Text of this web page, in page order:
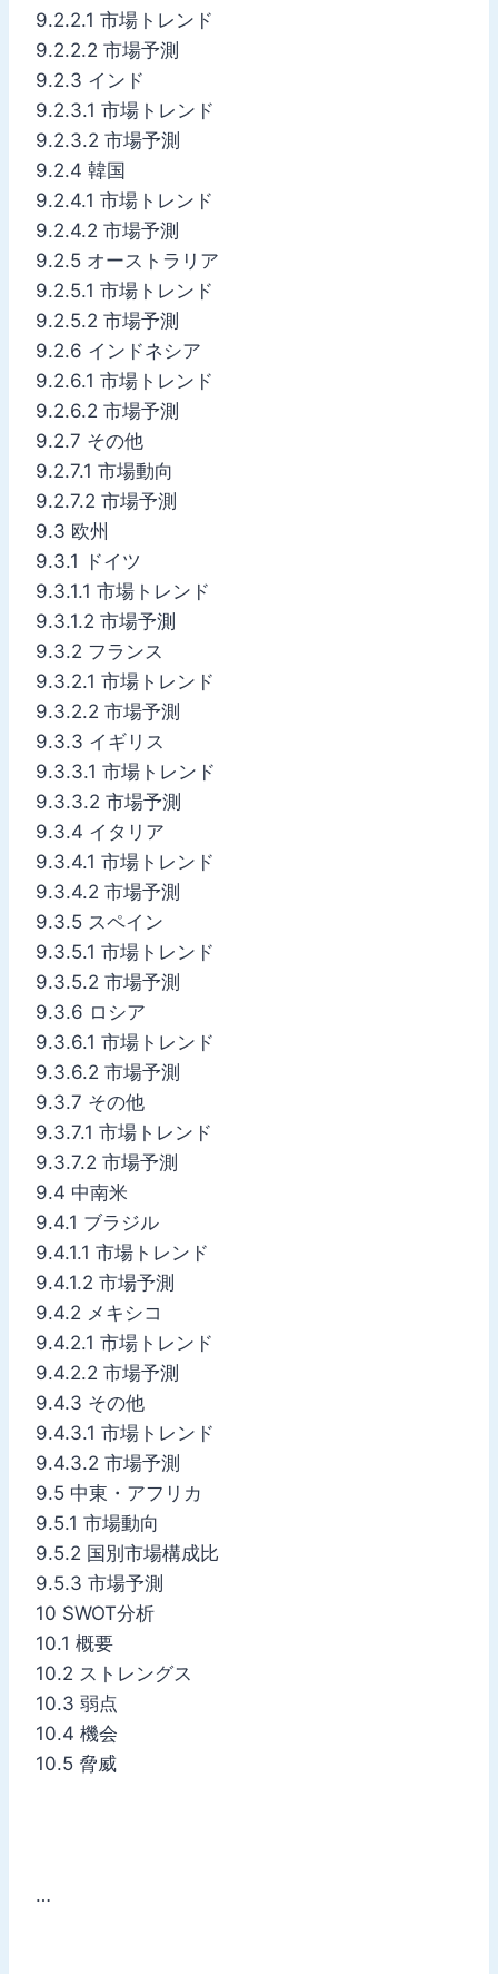
9.2.2.1 市場トレンド
9.2.2.2 市場予測
9.2.3 インド
9.2.3.1 市場トレンド
9.2.3.2 市場予測
9.2.4 韓国
9.2.4.1 市場トレンド
9.2.4.2 市場予測
9.2.5 オーストラリア
9.2.5.1 市場トレンド
9.2.5.2 市場予測
9.2.6 インドネシア
9.2.6.1 市場トレンド
9.2.6.2 市場予測
9.2.7 その他
9.2.7.1 市場動向
9.2.7.2 市場予測
9.3 欧州
9.3.1 ドイツ
9.3.1.1 市場トレンド
9.3.1.2 市場予測
9.3.2 フランス
9.3.2.1 市場トレンド
9.3.2.2 市場予測
9.3.3 イギリス
9.3.3.1 市場トレンド
9.3.3.2 市場予測
9.3.4 イタリア
9.3.4.1 市場トレンド
9.3.4.2 市場予測
9.3.5 スペイン
9.3.5.1 市場トレンド
9.3.5.2 市場予測
9.3.6 ロシア
9.3.6.1 市場トレンド
9.3.6.2 市場予測
9.3.7 その他
9.3.7.1 市場トレンド
9.3.7.2 市場予測
9.4 中南米
9.4.1 ブラジル
9.4.1.1 市場トレンド
9.4.1.2 市場予測
9.4.2 メキシコ
9.4.2.1 市場トレンド
9.4.2.2 市場予測
9.4.3 その他
9.4.3.1 市場トレンド
9.4.3.2 市場予測
9.5 中東・アフリカ
9.5.1 市場動向
9.5.2 国別市場構成比
9.5.3 市場予測
10 SWOT分析
10.1 概要
10.2 ストレングス
10.3 弱点
10.4 機会
10.5 脅威
…